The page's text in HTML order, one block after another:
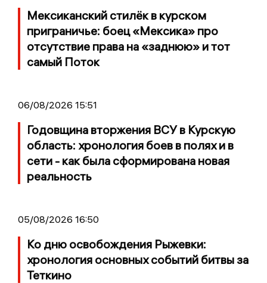
Мексиканский стилёк в курском
приграничье: боец «Мексика» про
отсутствие права на «заднюю» и тот
самый Поток
06/08/2026 15:51
Годовщина вторжения ВСУ в Курскую
область: хронология боев в полях и в
сети - как была сформирована новая
реальность
05/08/2026 16:50
Ко дню освобождения Рыжевки:
хронология основных событий битвы за
Теткино